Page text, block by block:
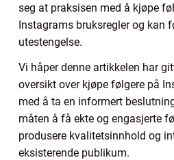
seg at praksisen med å kjøpe
Instagrams bruksregler og kan
utestengelse.
Vi håper denne artikkelen har
oversikt over kjøpe følgere på
med å ta en informert
måten å få ekte og engasjerte
produsere kvalitetsinnhold og
eksisterende publikum.